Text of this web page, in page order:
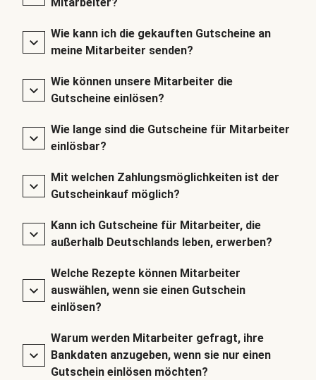
Wie kann ich die gekauften Gutscheine an
meine Mitarbeiter senden?
Wie können unsere Mitarbeiter die
Gutscheine einlösen?
Wie lange sind die Gutscheine für Mitarbeiter
einlösbar?
Mit welchen Zahlungsmöglichkeiten ist der
Gutscheinkauf möglich?
Kann ich Gutscheine für Mitarbeiter, die
außerhalb Deutschlands leben, erwerben?
Welche Rezepte können Mitarbeiter
auswählen, wenn sie einen Gutschein
einlösen?
Warum werden Mitarbeiter gefragt, ihre
Bankdaten anzugeben, wenn sie nur einen
Gutschein einlösen möchten?